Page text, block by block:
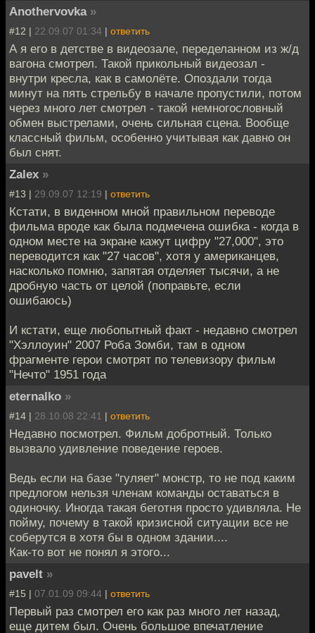
Anothervovka »
#12 | 22.09.07 01:34 | ответить
А я его в детстве в видеозале, переделанном из ж/д
вагона смотрел. Такой прикольный видеозал -
внутри кресла, как в самолёте. Опоздали тогда
минут на пять стрельбу в начале пропустили, потом
через много лет смотрел - такой немногословный
обмен выстрелами, очень сильная сцена. Вообще
классный фильм, особенно учитывая как давно он
был снят.
Zalex »
#13 | 29.09.07 12:19 | ответить
Кстати, в виденном мной правильном переводе
фильма вроде как была подмечена ошибка - когда в
одном месте на экране кажут цифру "27,000", это
переводится как "27 часов", хотя у американцев,
насколько помню, запятая отделяет тысячи, а не
дробную часть от целой (поправьте, если
ошибаюсь)
И кстати, еще любопытный факт - недавно смотрел
"Хэллоуин" 2007 Роба Зомби, там в одном
фрагменте герои смотрят по телевизору фильм
"Нечто" 1951 года
eternalko »
#14 | 28.10.08 22:41 | ответить
Недавно посмотрел. Фильм добротный. Только
вызвало удивление поведение героев.
Ведь если на базе "гуляет" монстр, то не под каким
предлогом нельзя членам команды оставаться в
одиночку. Иногда такая беготня просто удивляла. Не
пойму, почему в такой кризисной ситуации все не
соберутся в хотя бы в одном здании....
Как-то вот не понял я этого...
pavelt »
#15 | 07.01.09 09:44 | ответить
Первый раз смотрел его как раз много лет назад,
еще дитем был. Очень большое впечатление